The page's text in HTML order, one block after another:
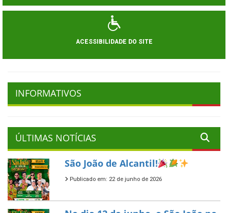
ACESSIBILIDADE DO SITE
INFORMATIVOS
ÚLTIMAS NOTÍCIAS
São João de Alcantil!
Publicado em: 22 de junho de 2026